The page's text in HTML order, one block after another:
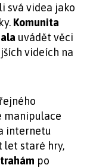
svá videa jako
Komunita
uvádět věci
videích na
manipulace
internetu
let staré hry,
po